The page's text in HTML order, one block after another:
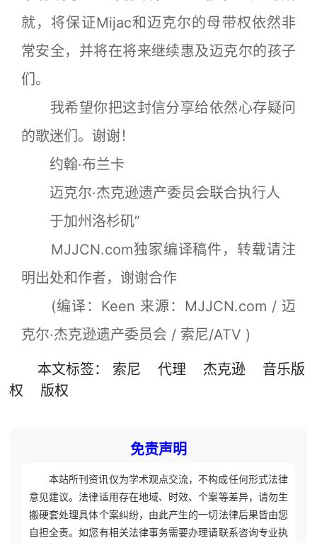
就，将保证Mijac和迈克尔的母带权依然非
常安全，并将在将来继续惠及迈克尔的孩子
们。
我希望你把这封信分享给依然心存疑问
的歌迷们。谢谢！
约翰·布兰卡
迈克尔·杰克逊遗产委员会联合执行人
于加州洛杉矶”
MJJCN.com独家编译稿件，转载请注
明出处和作者，谢谢合作
(编译：Keen 来源：MJJCN.com / 迈
克尔·杰克逊遗产委员会 / 索尼/ATV )
本文标签： 索尼 代理 杰克逊
音乐版
权
版权
免责声明
本站所刊资讯仅为学术观点交流，不构成任何形式法律
意见建议。法律适用存在地域、时效、个案等差异，请勿生
搬硬套处理具体个案纠纷，由此产生的一切法律后果皆由您
自担全责。如您有相关法律事务需要办理请联系咨询专业执